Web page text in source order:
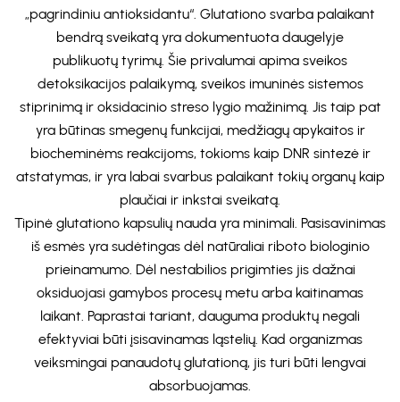
„pagrindiniu antioksidantu“. Glutationo svarba palaikant
bendrą sveikatą yra dokumentuota daugelyje
publikuotų tyrimų. Šie privalumai apima sveikos
detoksikacijos palaikymą, sveikos imuninės sistemos
stiprinimą ir oksidacinio streso lygio mažinimą. Jis taip pat
yra būtinas smegenų funkcijai, medžiagų apykaitos ir
biocheminėms reakcijoms, tokioms kaip DNR sintezė ir
atstatymas, ir yra labai svarbus palaikant tokių organų kaip
plaučiai ir inkstai sveikatą.
Tipinė glutationo kapsulių nauda yra minimali. Pasisavinimas
iš esmės yra sudėtingas dėl natūraliai riboto biologinio
prieinamumo. Dėl nestabilios prigimties jis dažnai
oksiduojasi gamybos procesų metu arba kaitinamas
laikant. Paprastai tariant, dauguma produktų negali
efektyviai būti įsisavinamas ląstelių. Kad organizmas
veiksmingai panaudotų glutationą, jis turi būti lengvai
absorbuojamas.